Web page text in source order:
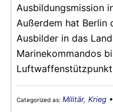
Ausbildungsmission
Außerdem hat Berlin
Ausbilder in das
Marinekommandos
Categorized as: Militär, Krieg •